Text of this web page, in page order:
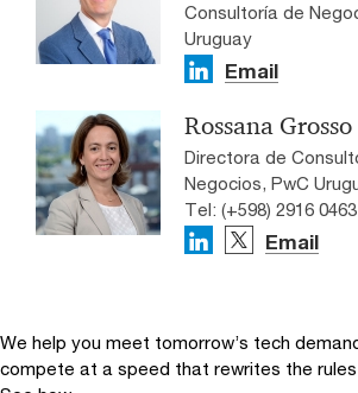
Consultoría de
Uruguay
Email
Rossana Grosso
Directora de
Negocios, PwC
Tel: (+598) 2916 0463
Email
We help you meet tomorrow’s tech
compete at a speed that rewrites the rules